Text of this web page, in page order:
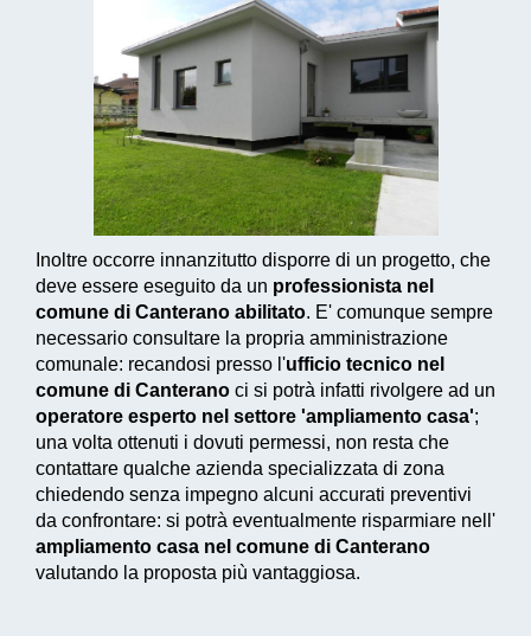
Inoltre occorre innanzitutto disporre di un progetto, che
deve essere eseguito da un professionista nel
comune di Canterano abilitato. E' comunque sempre
necessario consultare la propria amministrazione
comunale: recandosi presso l'ufficio tecnico nel
comune di Canterano ci si potrà infatti rivolgere ad un
operatore esperto nel settore 'ampliamento casa';
una volta ottenuti i dovuti permessi, non resta che
contattare qualche azienda specializzata di zona
chiedendo senza impegno alcuni accurati preventivi
da confrontare: si potrà eventualmente risparmiare nell'
ampliamento casa nel comune di Canterano
valutando la proposta più vantaggiosa.